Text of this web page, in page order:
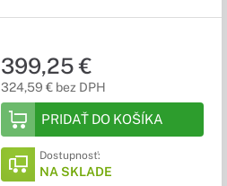
399,25 €
324,59 € bez DPH
PRIDAŤ DO KOŠÍKA
Dostupnosť:
NA SKLADE